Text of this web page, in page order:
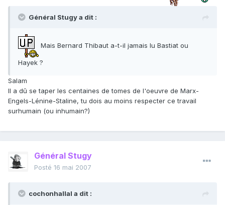
Général Stugy a dit :
Mais Bernard Thibaut a-t-il jamais lu Bastiat ou
Hayek ?
Salam
Il a dû se taper les centaines de tomes de l'oeuvre de Marx-
Engels-Lénine-Staline, tu dois au moins respecter ce travail
surhumain (ou inhumain?)
Général Stugy
Posté 16 mai 2007
cochonhallal a dit :